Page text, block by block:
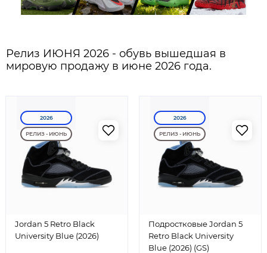
Релиз ИЮНЯ 2026 - обувь вышедшая в
мировую продажу в июне 2026 года.
2026
РЕЛИЗ - ИЮНЬ
Jordan 5 Retro Black
University Blue (2026)
2026
РЕЛИЗ - ИЮНЬ
Подростковые Jordan 5
Retro Black University
Blue (2026) (GS)